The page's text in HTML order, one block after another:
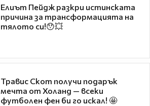
Елиът Пейдж разкри истинската
причина за трансформацията на
тялото си!😯💥
Травис Скот получи подарък
мечта от Холанд — всеки
футболен фен би го искал! 🤩